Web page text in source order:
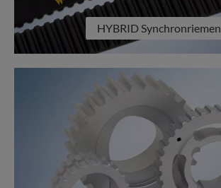
HYBRID Synchronriemen